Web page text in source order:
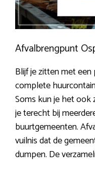
Afvalbrengpunt
Blijf je zitten met een
complete
Soms kun je het ook
je terecht bij
buurtgemeenten.
vuilnis dat de
dumpen. De